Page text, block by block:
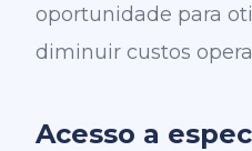
oportunidade para
diminuir custos
Acesso a